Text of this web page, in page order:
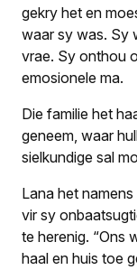
gekry het en
waar sy was. Sy
vrae. Sy onthou
emosionele ma.
Die familie het
geneem, waar
sielkundige sal
Lana het
vir sy
te herenig. “Ons
haal en huis toe